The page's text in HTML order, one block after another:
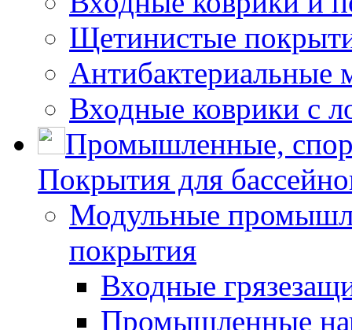
Щетинистые
Антибактериальные
Входные коврики с
Промышленные,
Покрытия для
Модульные
покрытия
Входные
Промышленные